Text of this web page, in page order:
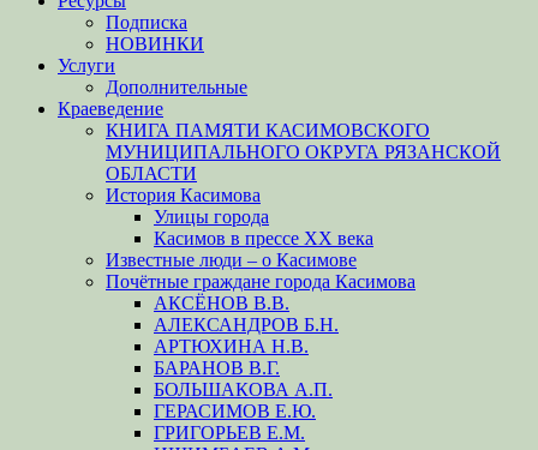
Подписка
НОВИНКИ
Услуги
Дополнительные
Краеведение
КНИГА ПАМЯТИ КАСИМОВСКОГО
МУНИЦИПАЛЬНОГО ОКРУГА РЯЗАНСКОЙ
ОБЛАСТИ
История Касимова
Улицы города
Касимов в прессе XX века
Известные люди – о Касимове
Почётные граждане города Касимова
АКСЁНОВ В.В.
АЛЕКСАНДРОВ Б.Н.
АРТЮХИНА Н.В.
БАРАНОВ В.Г.
БОЛЬШАКОВА А.П.
ГЕРАСИМОВ Е.Ю.
ГРИГОРЬЕВ Е.М.